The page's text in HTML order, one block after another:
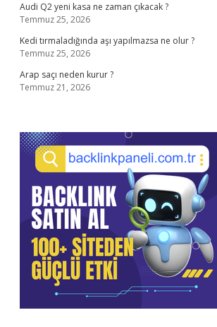
Audi Q2 yeni kasa ne zaman çıkacak ?
Temmuz 25, 2026
Kedi tırmaladığında aşı yapılmazsa ne olur ?
Temmuz 25, 2026
Arap saçı neden kurur ?
Temmuz 21, 2026